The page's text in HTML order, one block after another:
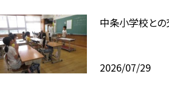
中条小学校と
2026/07/29